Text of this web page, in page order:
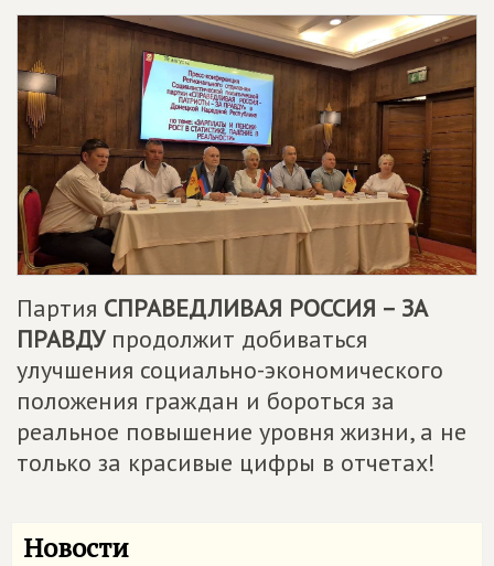
Партия СПРАВЕДЛИВАЯ РОССИЯ – ЗА
ПРАВДУпродолжит добиваться
улучшения социально-экономического
положения граждан и бороться за
реальное повышение уровня жизни, а не
только за красивые цифры в отчетах!
Новости